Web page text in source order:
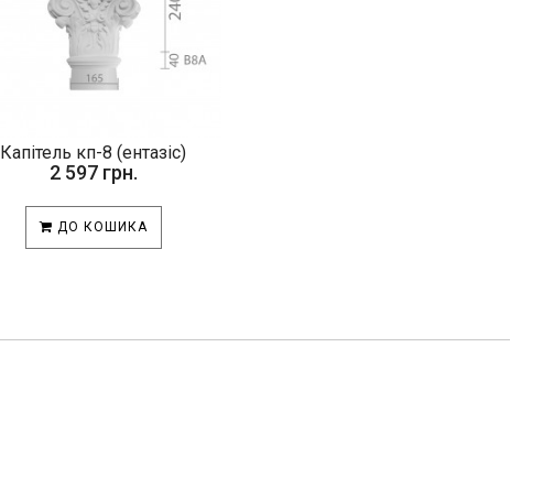
Капітель кп-8 (ентазіс)
2 597 грн.
ДО КОШИКА